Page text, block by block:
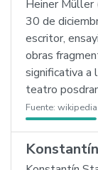
Heiner
30 de
escritor,
obras
significativa a
teatro
Fuente: